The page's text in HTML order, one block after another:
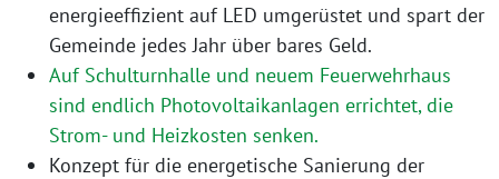
energieeffizient auf LED umgerüstet und spart der
Gemeinde jedes Jahr über bares Geld.
Auf Schulturnhalle und neuem Feuerwehrhaus
sind endlich Photovoltaikanlagen errichtet, die
Strom- und Heizkosten senken.
Konzept für die energetische Sanierung der